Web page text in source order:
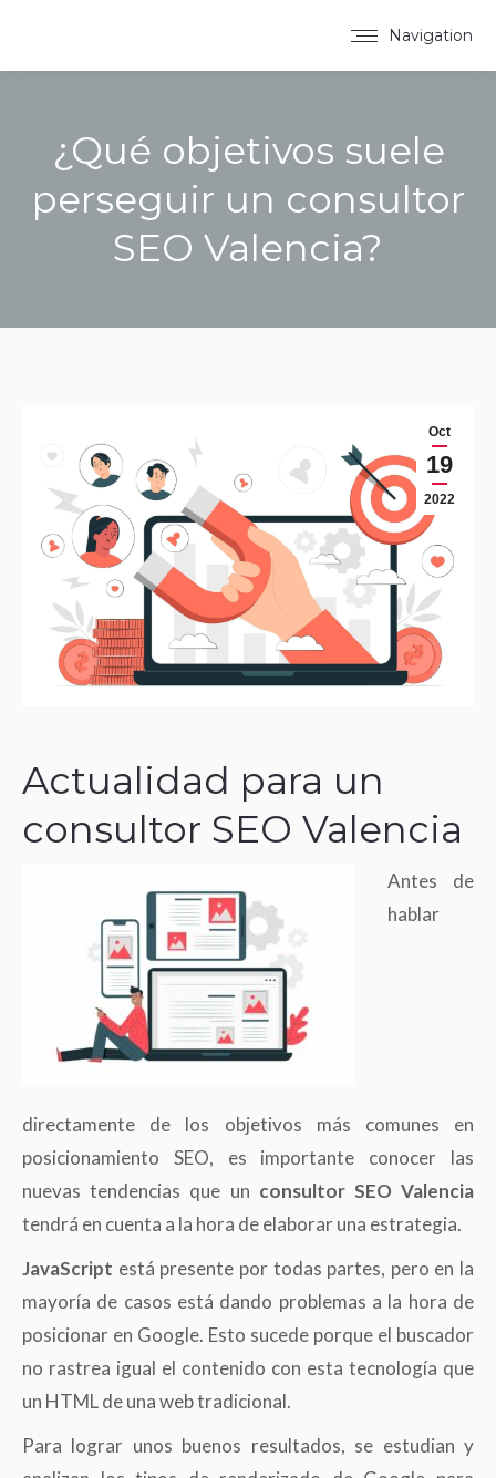
Navigation
¿Qué objetivos suele
perseguir un consultor
SEO Valencia?
Oct
19
2022
Actualidad para un
consultor SEO Valencia
Antes de
hablar
directamente de los objetivos más comunes en
posicionamiento SEO, es importante conocer las
nuevas tendencias que un consultor SEO Valencia
tendrá en cuenta a la hora de elaborar una estrategia.
JavaScript está presente por todas partes, pero en la
mayoría de casos está dando problemas a la hora de
posicionar en Google. Esto sucede porque el buscador
no rastrea igual el contenido con esta tecnología que
un HTML de una web tradicional.
Para lograr unos buenos resultados, se estudian y